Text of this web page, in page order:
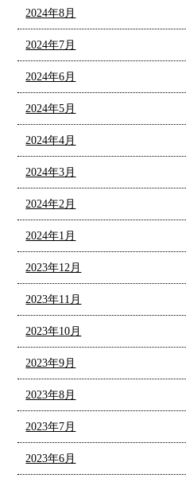
2024年8月
2024年7月
2024年6月
2024年5月
2024年4月
2024年3月
2024年2月
2024年1月
2023年12月
2023年11月
2023年10月
2023年9月
2023年8月
2023年7月
2023年6月